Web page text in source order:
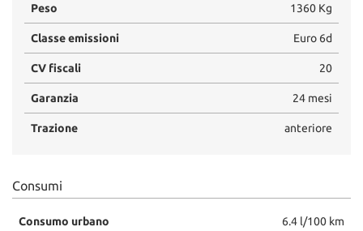
Peso 1360 Kg
Classe emissioni Euro 6d
CV fiscali 20
Garanzia 24 mesi
Trazione anteriore
Consumi
Consumo urbano 6.4 l/100 km